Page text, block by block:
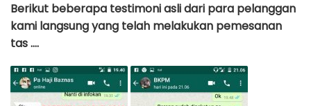
Berikut beberapa testimoni asli dari para pelanggan
kami langsung yang telah melakukan pemesanan
tas ….